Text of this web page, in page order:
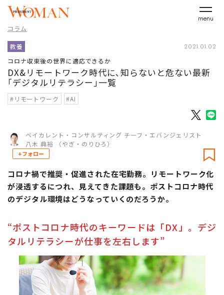
menu
コラム
教養 2021.01.02
コロナ収束後の世界に適応できるか
DX&リモートワーク時代に､知らないと危ない最新
｢デジタルリテラシー｣一覧
#リモートワーク #AI
ベイカレント・コンサルティング チーフ・エバンジェリスト
八木 典裕 （やぎ・のりひろ）
+フォロー
コロナ禍で推奨・促進された在宅勤務。リモートワーク化
が浸透するにつれ、見えてきた課題も。ポストコロナ時代
のデジタル環境はどうなっていくのだろうか。
“ポストコロナ時代のキーワードは「DX」。デジ
タルリテラシーが仕事を左右します”